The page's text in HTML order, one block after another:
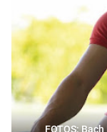
FOTOS: